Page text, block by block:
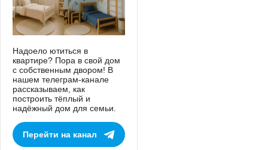
Надоело ютиться в
квартире? Пора в свой дом
с собственным двором! В
нашем телеграм-канале
рассказываем, как
построить тёплый и
надёжный дом для семьи.
Перейти на канал